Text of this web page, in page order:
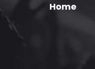
Home